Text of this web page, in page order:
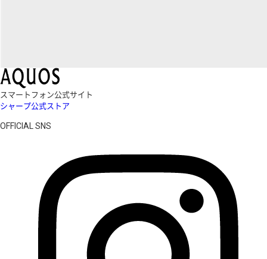
スマートフォン公式サイト
シャープ公式ストア
OFFICIAL SNS